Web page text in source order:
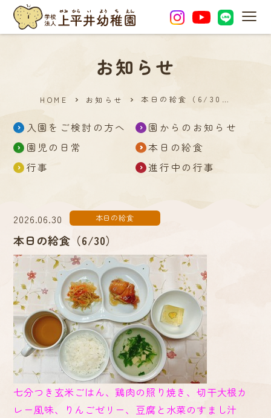
お知らせ
HOME お知らせ 本日の給食（6/30…
入園をご検討の方へ
園からのお知らせ
園児の日常
本日の給食
行事
進行中の行事
2026.06.30 本日の給食
本日の給食（6/30）
七分つき玄米ごはん、鶏肉の照り焼き、切干大根カ
レー風味、りんごゼリー、豆腐と水菜のすまし汁